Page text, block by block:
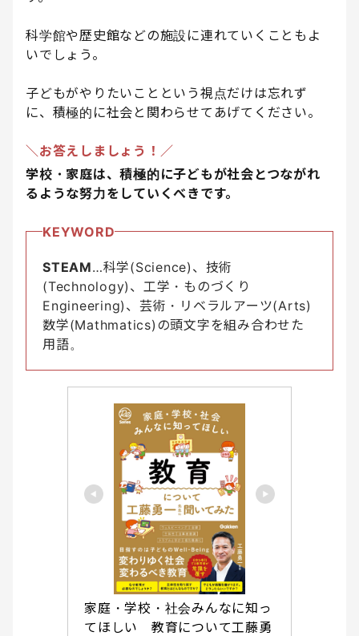
科学館や歴史館などの施設に連れていくこともよ
いでしょう。
子どもがやりたいことという視点だけは忘れず
に、積極的に社会と関わらせてあげてください。
＼お答えしましょう！／
学校・家庭は、積極的に子どもが社会とつながれ
るような努力をしていくべきです。
KEYWORD
STEAM…科学(Science)、技術
(Technology)、工学・ものづくり
Engineering)、芸術・リベラルアーツ(Arts)
数学(Mathmatics)の頭文字を組み合わせた
用語。
家庭・学校・社会みんなに知っ
てほしい　教育について工藤勇